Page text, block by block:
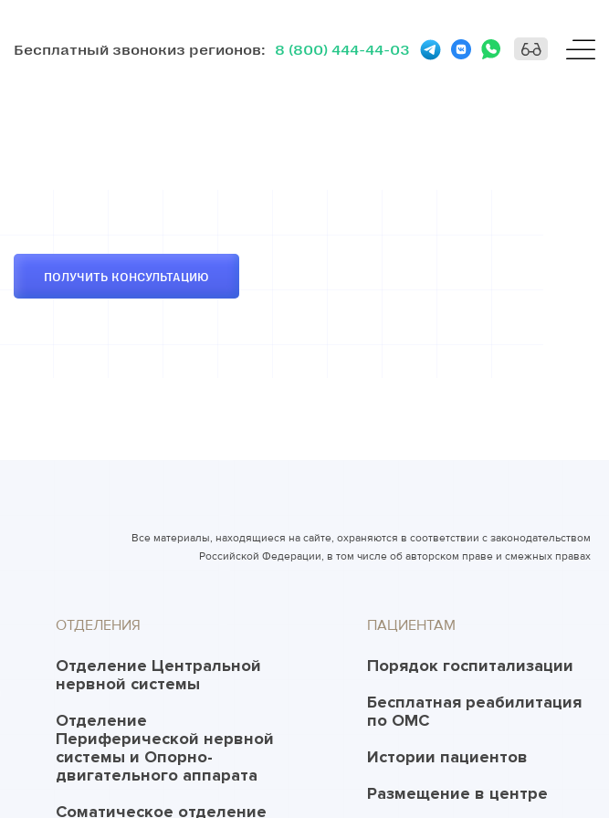
Бесплатный звонокиз регионов: 8 (800) 444-44-03
ПОЛУЧИТЬ КОНСУЛЬТАЦИЮ
Все материалы, находящиеся на сайте, охраняются в соответствии с законодательством
Российской Федерации, в том числе об авторском праве и смежных правах
ОТДЕЛЕНИЯ
Отделение Центральной
нервной системы
Отделение
Периферической нервной
системы и Опорно-
двигательного аппарата
Соматическое отделение
ПАЦИЕНТАМ
Порядок госпитализации
Бесплатная реабилитация
по ОМС
Истории пациентов
Размещение в центре